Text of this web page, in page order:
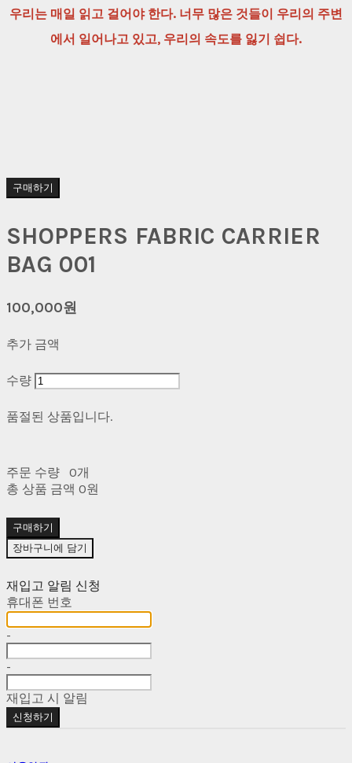
우리는 매일 읽고 걸어야 한다. 너무 많은 것들이 우리의 주변
에서 일어나고 있고, 우리의 속도를 잃기 쉽다.
구매하기
SHOPPERS FABRIC CARRIER
BAG 001
100,000원
추가 금액
수량
품절된 상품입니다.
주문 수량
0개
총 상품 금액 0원
구매하기
장바구니에 담기
재입고 알림 신청
휴대폰 번호
-
-
재입고 시 알림
신청하기